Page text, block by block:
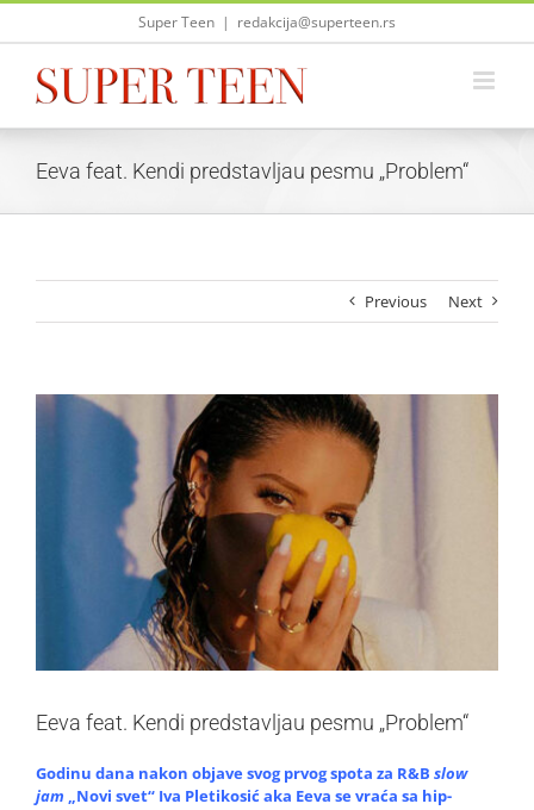
Skip
Super Teen | redakcija@superteen.rs
Eeva feat. Kendi predstavljau pesmu „Problem“
Previous Next
View
Eeva feat. Kendi predstavljau pesmu „Problem“
Godinu dana nakon objave svog prvog spota za R&B slow
jam „Novi svet“ Iva Pletikosić aka Eeva se vraća sa hip-